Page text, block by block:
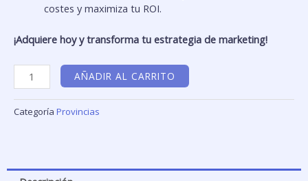
costes y maximiza tu ROI.
¡Adquiere hoy y transforma tu estrategia de marketing!
Base
de
Datos
de
email
AÑADIR AL CARRITO
Categoría Provincias